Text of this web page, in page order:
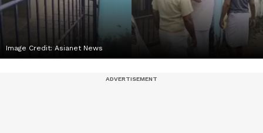
Image Credit: Asianet News